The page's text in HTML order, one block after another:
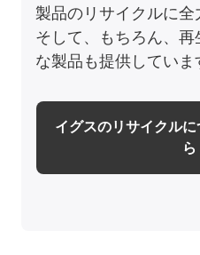
製品のリサイクルに全
そして、もちろん、
な製品も提供していま
イグスのリサイクル
ら